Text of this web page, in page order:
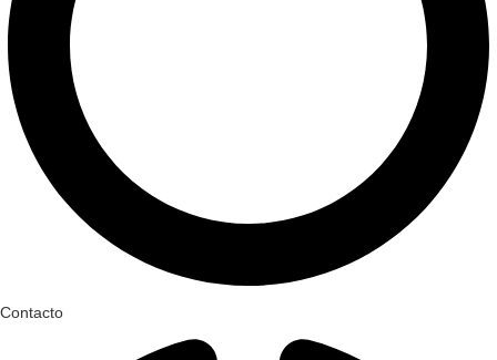
Contacto